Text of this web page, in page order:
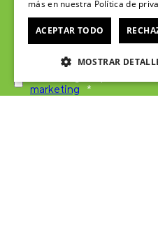
contenido
marketing *
más en nuestra Política de
ACEPTAR TODO
MOSTRAR